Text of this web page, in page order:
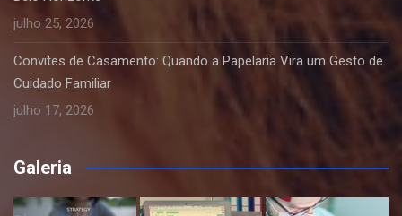
julho 25, 2026
Convites de Casamento: Quando a Papelaria Vira um Gesto de
Cuidado Familiar
julho 17, 2026
Galeria